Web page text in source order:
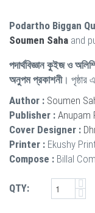
Podartho Biggan
Soumen Saha and
পদার্থবিজ্ঞান কুইজ ও
অনুপম প্রকাশনী। পৃষ্ঠার
Author : Soumen
Publisher : Anupam
Cover Designer :
Printer : Ekushy
Compose : Billal
QTY: